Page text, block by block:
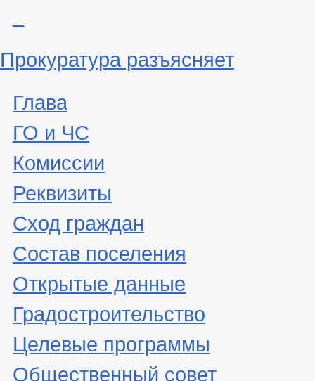
Прокуратура разъясняет
Глава
ГО и ЧС
Комиссии
Реквизиты
Сход граждан
Состав поселения
Открытые данные
Градостроительство
Целевые программы
Общественный совет